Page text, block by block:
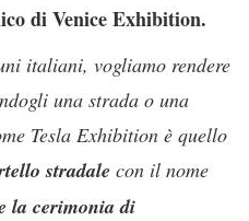
di Venice Exhibition.
italiani, vogliamo rendere
una strada o una
Tesla Exhibition è quello
stradale con il nome
la cerimonia di